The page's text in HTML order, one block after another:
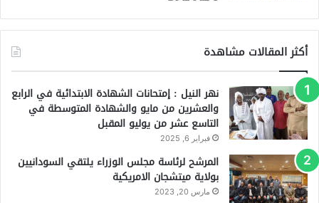
أكثر المقالات مشاهدة
نهر النيل : إمتحانات الشهادة الابتدائية في الرابع
والعشرين من مايو والشهادة المتوسطة في
التاسع عشر من يوليو المقبل
فبراير 6, 2025
المرشح لرئاسة مجلس الوزراء يلتقي السودانيين
بولاية ميتشجان الامريكية
مارس 20, 2023